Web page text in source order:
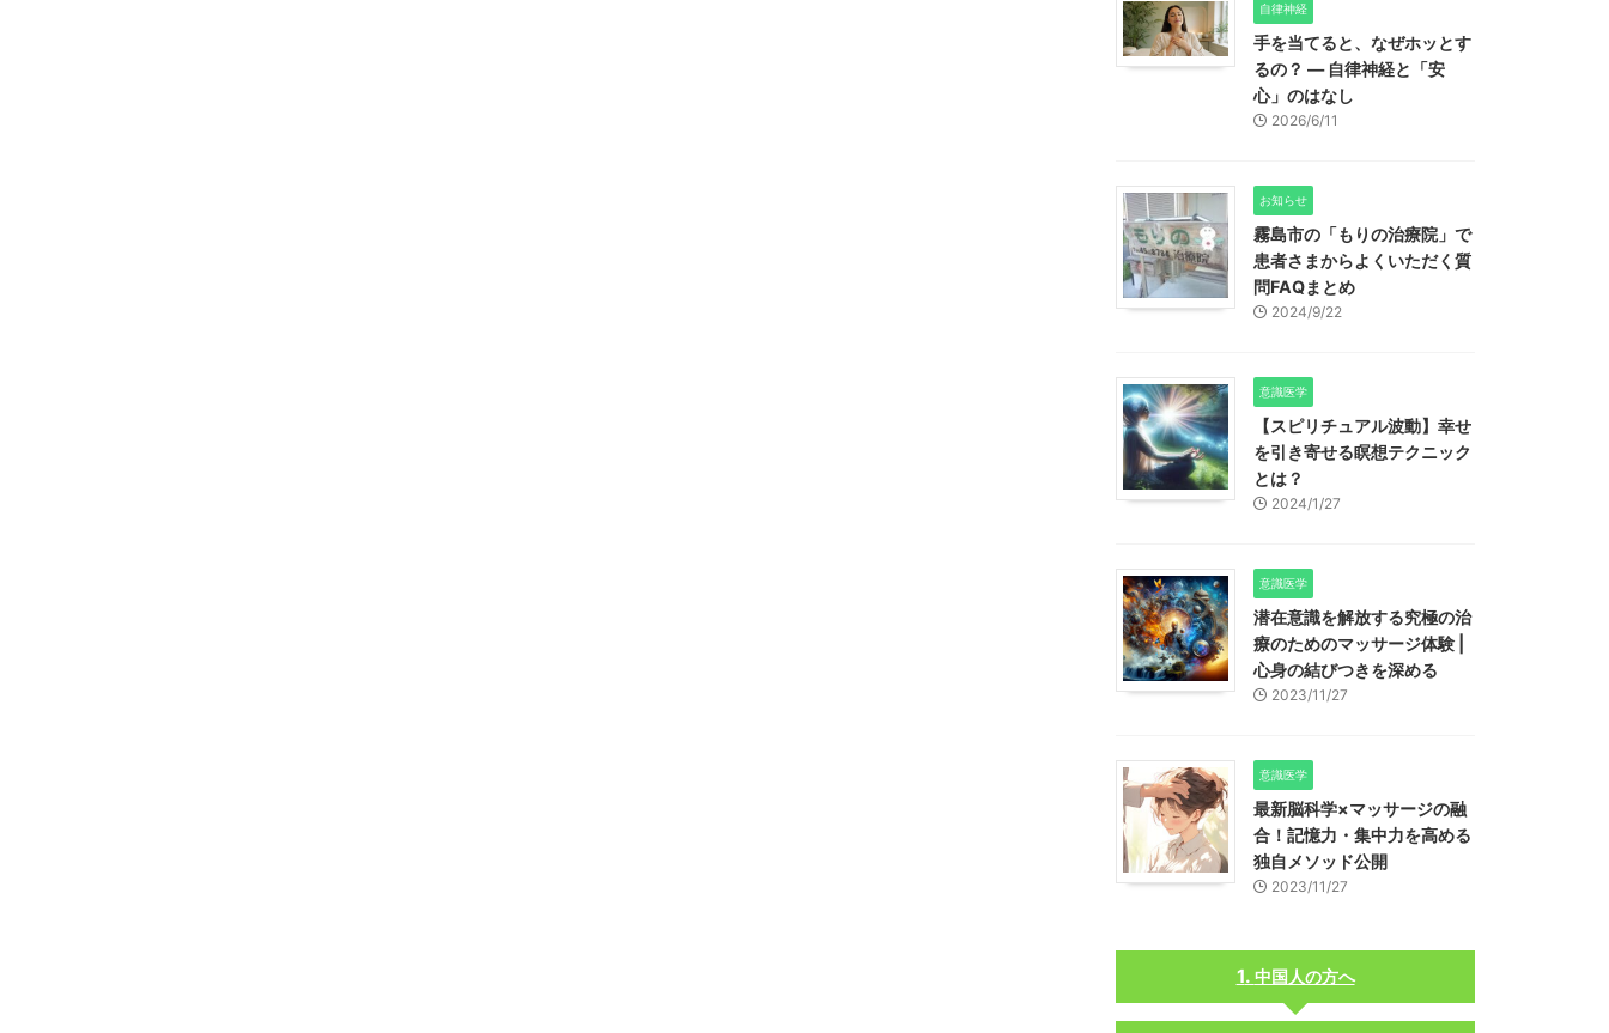
自律神経
手を当てると、なぜホッとす
るの？ ― 自律神経と「安
心」のはなし
2026/6/11
お知らせ
霧島市の「もりの治療院」で
患者さまからよくいただく質
問FAQまとめ
2024/9/22
意識医学
【スピリチュアル波動】幸せ
を引き寄せる瞑想テクニック
とは？
2024/1/27
意識医学
潜在意識を解放する究極の治
療のためのマッサージ体験 |
心身の結びつきを深める
2023/11/27
意識医学
最新脳科学×マッサージの融
合！記憶力・集中力を高める
独自メソッド公開
2023/11/27
中国人の方へ